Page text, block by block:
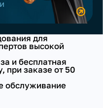
для
высокой
и бесплатная
при заказе от 50
обслуживание